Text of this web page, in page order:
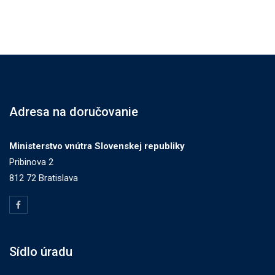
Adresa na doručovanie
Ministerstvo vnútra Slovenskej republiky
Pribinova 2
812 72 Bratislava
Sídlo úradu